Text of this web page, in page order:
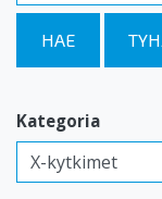
HAE
Kategoria